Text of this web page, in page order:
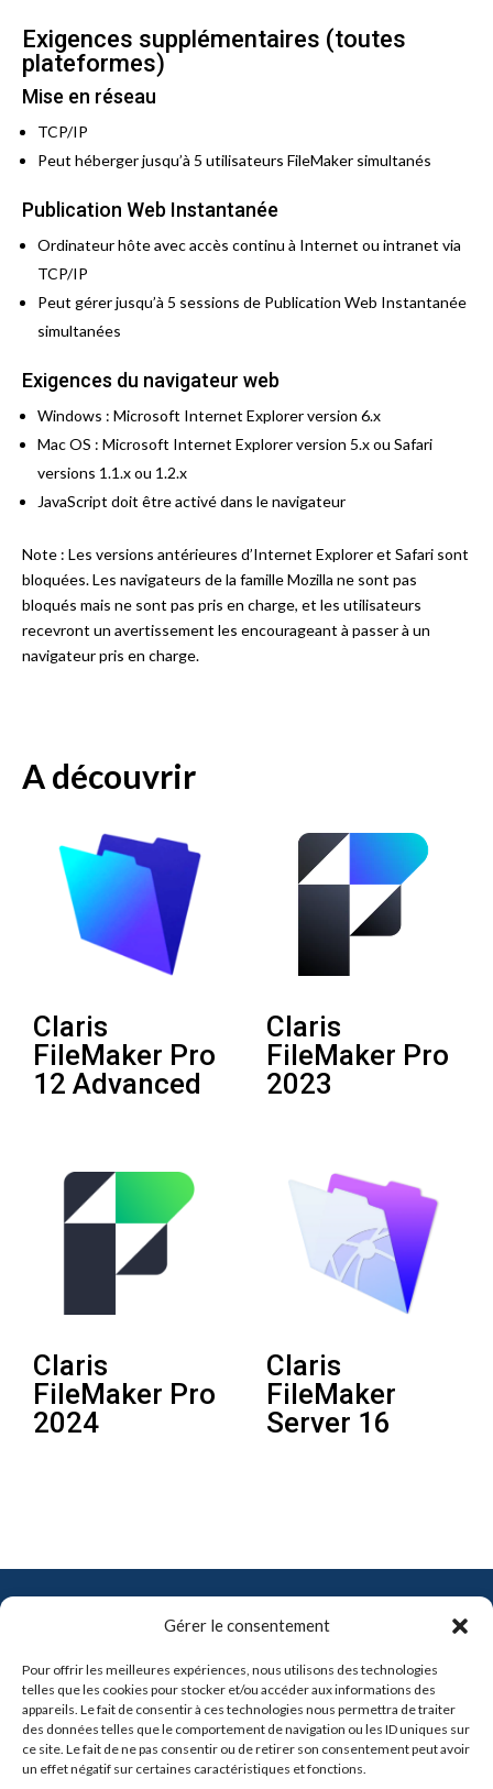
Gérer le consentement
Pour offrir les meilleures expériences, nous utilisons des technologies
telles que les cookies pour stocker et/ou accéder aux informations des
appareils. Le fait de consentir à ces technologies nous permettra de traiter
des données telles que le comportement de navigation ou les ID uniques sur
ce site. Le fait de ne pas consentir ou de retirer son consentement peut avoir
un effet négatif sur certaines caractéristiques et fonctions.
Exigences supplémentaires (toutes
plateformes)
Mise en réseau
TCP/IP
Peut héberger jusqu’à 5 utilisateurs FileMaker simultanés
Publication Web Instantanée
Ordinateur hôte avec accès continu à Internet ou intranet via
TCP/IP
Peut gérer jusqu’à 5 sessions de Publication Web Instantanée
simultanées
Exigences du navigateur web
Windows : Microsoft Internet Explorer version 6.x
Mac OS : Microsoft Internet Explorer version 5.x ou Safari
versions 1.1.x ou 1.2.x
JavaScript doit être activé dans le navigateur
Note : Les versions antérieures d’Internet Explorer et Safari sont
bloquées. Les navigateurs de la famille Mozilla ne sont pas
bloqués mais ne sont pas pris en charge, et les utilisateurs
recevront un avertissement les encourageant à passer à un
navigateur pris en charge.
A découvrir
Claris
FileMaker Pro
12 Advanced
Claris
FileMaker Pro
2023
Claris
FileMaker Pro
2024
Claris
FileMaker
Server 16
info@pro-soft.fr
+33 6 81 21 41 91
